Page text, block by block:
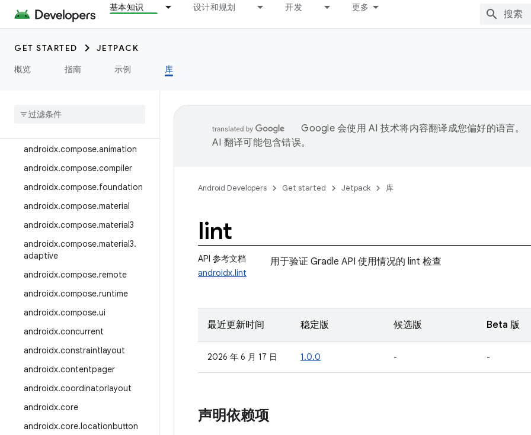
基本知识 设计和规划 开发 更多
GET STARTED
JETPACK
概览
指南 示例 库
androidx.camera.media3
androidx.car
androidx.car.app
androidx.collection
androidx.compose.animation
androidx.compose.compiler
androidx.compose.foundation
androidx.compose.material
androidx.compose.material3
androidx.compose.material3.
adaptive
androidx.compose.remote
androidx.compose.runtime
androidx.compose.ui
androidx.concurrent
androidx.constraintlayout
androidx.contentpager
androidx.coordinatorlayout
androidx.core
androidx.core.locationbutton
Google 会使用 AI 技术将内容翻译成您偏好的语言。
AI 翻译可能包含错误。
Android Developers Get started Jetpack 库
lint
API 参考文档
androidx.lint
用于验证 Gradle API 使用情况的 lint 检查
最近更新时间 稳定版 候选版 Beta 版
2026 年 6 月 17 日 1.0.0 - -
声明依赖项